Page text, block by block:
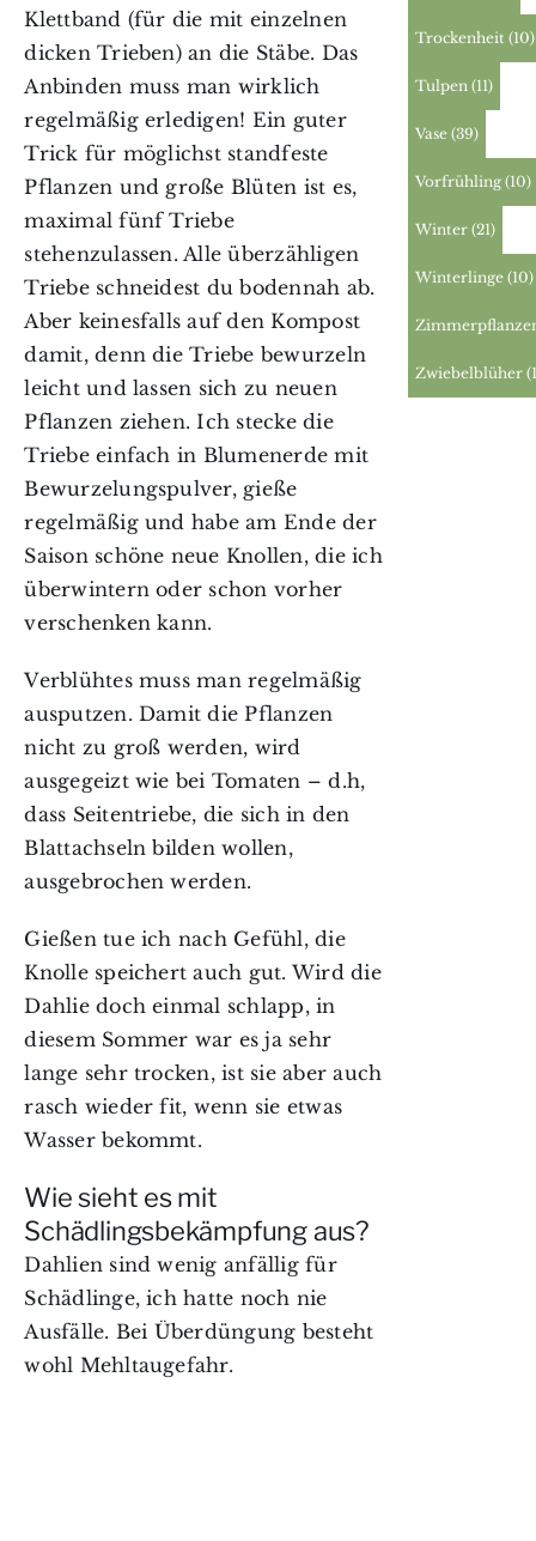
Klettband (für die mit einzelnen
dicken Trieben) an die Stäbe. Das
Anbinden muss man wirklich
regelmäßig erledigen! Ein guter
Trick für möglichst standfeste
Pflanzen und große Blüten ist es,
maximal fünf Triebe
stehenzulassen. Alle überzähligen
Triebe schneidest du bodennah ab.
Aber keinesfalls auf den Kompost
damit, denn die Triebe bewurzeln
leicht und lassen sich zu neuen
Pflanzen ziehen. Ich stecke die
Triebe einfach in Blumenerde mit
Bewurzelungspulver, gieße
regelmäßig und habe am Ende der
Saison schöne neue Knollen, die ich
überwintern oder schon vorher
verschenken kann.
Verblühtes muss man regelmäßig
ausputzen. Damit die Pflanzen
nicht zu groß werden, wird
ausgegeizt wie bei Tomaten – d.h,
dass Seitentriebe, die sich in den
Blattachseln bilden wollen,
ausgebrochen werden.
Gießen tue ich nach Gefühl, die
Knolle speichert auch gut. Wird die
Dahlie doch einmal schlapp, in
diesem Sommer war es ja sehr
lange sehr trocken, ist sie aber auch
rasch wieder fit, wenn sie etwas
Wasser bekommt.
Wie sieht es mit
Schädlingsbekämpfung aus?
Dahlien sind wenig anfällig für
Schädlinge, ich hatte noch nie
Ausfälle. Bei Überdüngung besteht
wohl Mehltaugefahr.
Trockenheit (10)
Tulpen (11)
Vase (39)
Vorfrühling (10)
Winter (21)
Winterlinge (10)
Zwiebelblüher